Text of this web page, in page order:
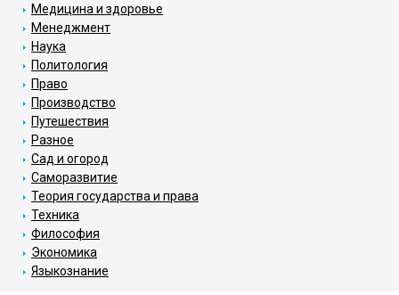
Медицина и здоровье
Менеджмент
Наука
Политология
Право
Производство
Путешествия
Разное
Сад и огород
Саморазвитие
Теория государства и права
Техника
Философия
Экономика
Языкознание